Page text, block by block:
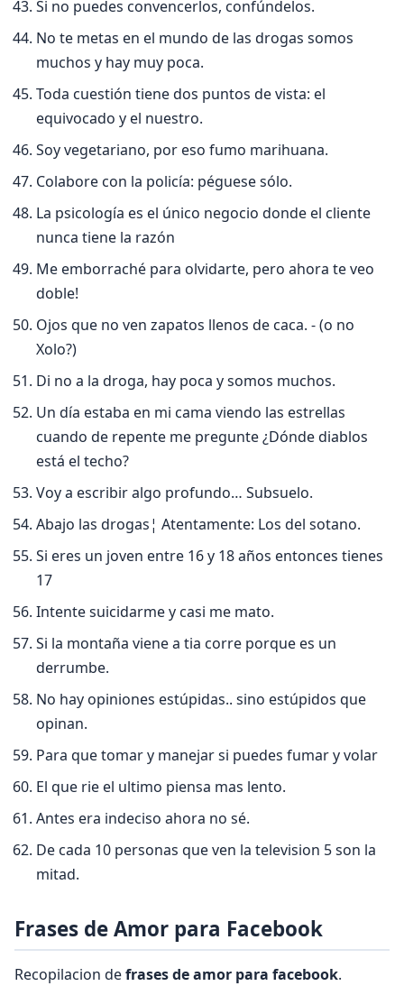
Si no puedes convencerlos, confúndelos.
No te metas en el mundo de las drogas somos
muchos y hay muy poca.
Toda cuestión tiene dos puntos de vista: el
equivocado y el nuestro.
Soy vegetariano, por eso fumo marihuana.
Colabore con la policí­a: péguese sólo.
La psicologí­a es el único negocio donde el cliente
nunca tiene la razón
Me emborraché para olvidarte, pero ahora te veo
doble!
Ojos que no ven zapatos llenos de caca. - (o no
Xolo?)
Di no a la droga, hay poca y somos muchos.
Un dí­a estaba en mi cama viendo las estrellas
cuando de repente me pregunte ¿Dónde diablos
está el techo?
Voy a escribir algo profundo… Subsuelo.
Abajo las drogas¦ Atentamente: Los del sotano.
Si eres un joven entre 16 y 18 años entonces tienes
17
Intente suicidarme y casi me mato.
Si la montaña viene a tia corre porque es un
derrumbe.
No hay opiniones estúpidas.. sino estúpidos que
opinan.
Para que tomar y manejar si puedes fumar y volar
El que rie el ultimo piensa mas lento.
Antes era indeciso ahora no sé.
De cada 10 personas que ven la television 5 son la
mitad.
Frases de Amor para Facebook
Recopilacion defrases de amor para facebook.